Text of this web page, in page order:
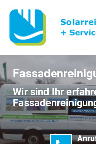
Wir sind Ihr